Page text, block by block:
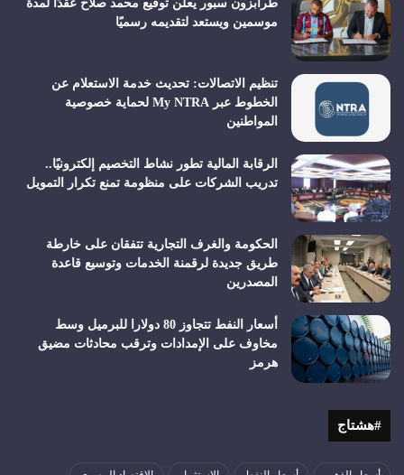
طرابزون سبور يعلن توقيع محمد صلاح عقدًا لمدة
موسمين ويستعد لتقديمه رسميًا
تنظيم الاتصالات: تحديث خدمة الاستعلام عن
الخطوط عبر My NTRA لحماية خصوصية
المواطنين
الرقابة المالية تطور نشاط التخصيم إلكترونيًا..
تدريب الشركات على منظومة تمنع تكرار التمويل
الحكومة والغرف التجارية تتفقان على خارطة
طريق جديدة لرقمنة الخدمات وتوسيع قاعدة
المصدرين
أسعار النفط تتجاوز 80 دولارا للبرميل وسط
مخاوف على الإمدادات وترقب محادثات مضيق
هرمز
#هشتاج